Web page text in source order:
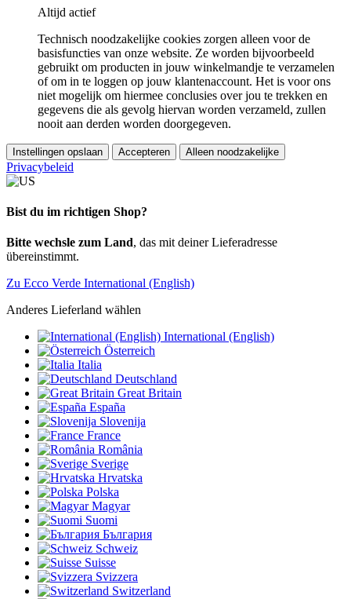
Altijd actief
Technisch noodzakelijke cookies zorgen alleen voor de
basisfuncties van onze website. Ze worden bijvoorbeeld
gebruikt om producten in jouw winkelmandje te verzamelen
of om in te loggen op jouw klantenaccount. Het is voor ons
niet mogelijk om hiermee conclusies over jou te trekken en
gegevens die als gevolg hiervan worden verzameld, zullen
nooit aan derden worden doorgegeven.
Instellingen opslaan Accepteren Alleen noodzakelijke
Privacybeleid
Bist du im richtigen Shop?
Bitte wechsle zum Land, das mit deiner Lieferadresse
übereinstimmt.
Zu Ecco Verde International (English)
Anderes Lieferland wählen
International (English)
Österreich
Italia
Deutschland
Great Britain
España
Slovenija
France
România
Sverige
Hrvatska
Polska
Magyar
Suomi
България
Schweiz
Suisse
Svizzera
Switzerland